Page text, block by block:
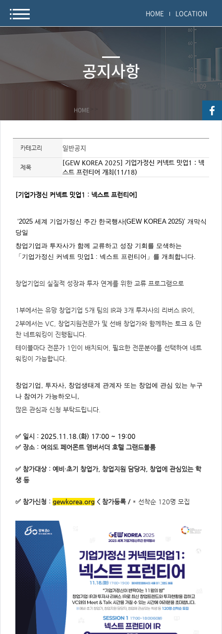
HOME LOCATION
공지사항
HOME > >
자
개
내
용,
드/
제,
유
형,
저
성
자,
대
표
이
미
지,
첨
부
일,
작
권
유
형
카테고리 일반공지
제목
[GEW KOREA 2025] 기업가정신 커넥트 밋업1 : 넥
스트 프런티어 개최(11/18)
[기업가정신 커넥트 밋업1 : 넥스트 프런티어]
‘2025 세계 기업가정신 주간 한국행사(GEW KOREA 2025)’ 개막식
당일
창업기업과 투자사가 함께 교류하고 성장 기회를 모색하는
「기업가정신 커넥트 밋업1 : 넥스트 프런티어」를 개최합니다.
창업기업의 실질적 성장과 투자 연계를 위한 교류 프로그램으로
1부에서는 유망 창업기업 5개 팀의 IR과 3개 투자사의 리버스 IR이,
2부에서는 VC, 창업지원전문가 및 선배 창업가와 함께하는 토크 & 만
찬 네트워킹이 진행됩니다.
테이블마다 전문가 1인이 배치되어, 필요한 전문분야를 선택하여 네트
워킹이 가능합니다.
창업기업, 투자사, 창업생태계 관계자 또는 창업에 관심 있는 누구
나 참여가 가능하오니,
많은 관심과 신청 부탁드립니다.
✅ 일시 : 2025.11.18.(화) 17:00 ~ 19:00
✅ 장소 : 여의도 페어몬트 앰버서더 호텔 그랜드볼룸
✅ 참가대상 : 예비·초기 창업가, 창업지원 담당자, 창업에 관심있는 학
생 등
✅ 참가신청 : gewkorea.org < 참가등록 / * 선착순 120명 모집